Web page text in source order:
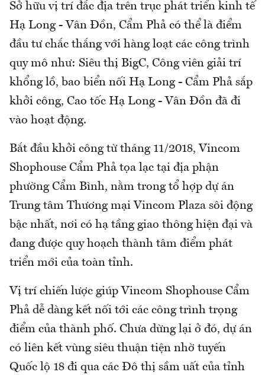
Sở hữu vị trí đắc địa trên trục phát triển kinh tế
Hạ Long - Vân Đồn, Cẩm Phả có thể là điểm
đầu tư chắc thắng với hàng loạt các công trình
quy mô như: Siêu thị BigC, Công viên giải trí
khổng lồ, bao biển nối Hạ Long - Cẩm Phả sắp
khởi công, Cao tốc Hạ Long - Vân Đồn đã đi
vào hoạt động.
Bắt đầu khởi công từ tháng 11/2018, Vincom
Shophouse Cẩm Phả tọa lạc tại địa phận
phường Cẩm Bình, nằm trong tổ hợp dự án
Trung tâm Thương mại Vincom Plaza sôi động
bậc nhất, nơi có hạ tầng giao thông hiện đại và
đang được quy hoạch thành tâm điểm phát
triển mới của toàn tỉnh.
Vị trí chiến lược giúp Vincom Shophouse Cẩm
Phả dễ dàng kết nối tới các công trình trọng
điểm của thành phố. Chưa dừng lại ở đó, dự án
có liên kết vùng siêu thuận tiện nhờ tuyến
Quốc lộ 18 đi qua các Đô thị sầm uất của tỉnh